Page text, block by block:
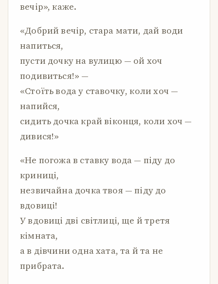
вечір», каже.
«Добрий вечір, стара мати, дай води
напиться,
пусти дочку на вулицю — ой хоч
подивиться!» —
«Стоїть вода у ставочку, коли хоч —
напийся,
сидить дочка край віконця, коли хоч —
дивися!»
«Не погожа в ставку вода — піду до
криниці,
незвичайна дочка твоя — піду до
вдовиці!
У вдовиці дві світлиці, ще й третя
кімната,
а в дівчини одна хата, та й та не
прибрата.